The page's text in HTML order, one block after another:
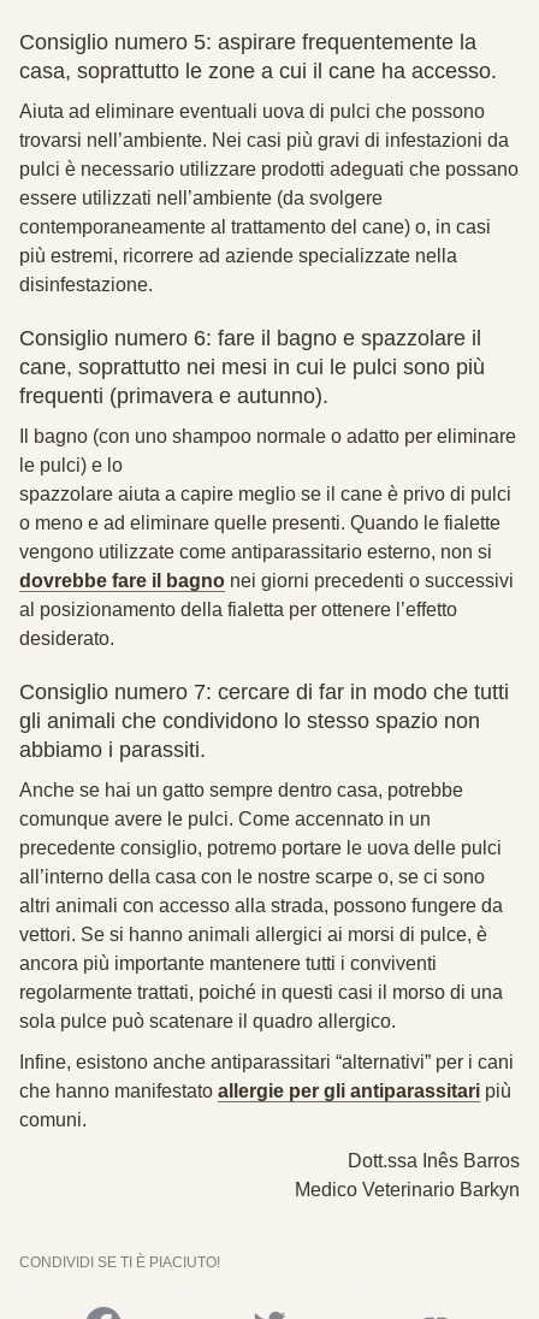
Consiglio numero 5: aspirare frequentemente la
casa, soprattutto le zone a cui il cane ha accesso.
Aiuta ad eliminare eventuali uova di pulci che possono
trovarsi nell’ambiente. Nei casi più gravi di infestazioni da
pulci è necessario utilizzare prodotti adeguati che possano
essere utilizzati nell’ambiente (da svolgere
contemporaneamente al trattamento del cane) o, in casi
più estremi, ricorrere ad aziende specializzate nella
disinfestazione.
Consiglio numero 6: fare il bagno e spazzolare il
cane, soprattutto nei mesi in cui le pulci sono più
frequenti (primavera e autunno).
Il bagno (con uno shampoo normale o adatto per eliminare
le pulci) e lo
spazzolare aiuta a capire meglio se il cane è privo di pulci
o meno e ad eliminare quelle presenti. Quando le fialette
vengono utilizzate come antiparassitario esterno, non si
dovrebbe fare il bagno nei giorni precedenti o successivi
al posizionamento della fialetta per ottenere l’effetto
desiderato.
Consiglio numero 7: cercare di far in modo che tutti
gli animali che condividono lo stesso spazio non
abbiamo i parassiti.
Anche se hai un gatto sempre dentro casa, potrebbe
comunque avere le pulci. Come accennato in un
precedente consiglio, potremo portare le uova delle pulci
all’interno della casa con le nostre scarpe o, se ci sono
altri animali con accesso alla strada, possono fungere da
vettori. Se si hanno animali allergici ai morsi di pulce, è
ancora più importante mantenere tutti i conviventi
regolarmente trattati, poiché in questi casi il morso di una
sola pulce può scatenare il quadro allergico.
Infine, esistono anche antiparassitari “alternativi” per i cani
che hanno manifestato allergie per gli antiparassitari più
comuni.
Dott.ssa Inês Barros
Medico Veterinario Barkyn
CONDIVIDI SE TI È PIACIUTO!